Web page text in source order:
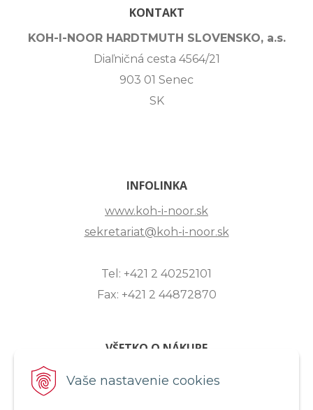
Vaše nastavenie cookies
KONTAKT
KOH-I-NOOR HARDTMUTH SLOVENSKO, a.s.
Diaľničná cesta 4564/21
903 01 Senec
SK
INFOLINKA
www.koh-i-noor.sk
sekretariat@koh-i-noor.sk
Tel: +421 2 40252101
Fax: +421 2 44872870
VŠETKO O NÁKUPE
ZASLANIE OTÁZKY